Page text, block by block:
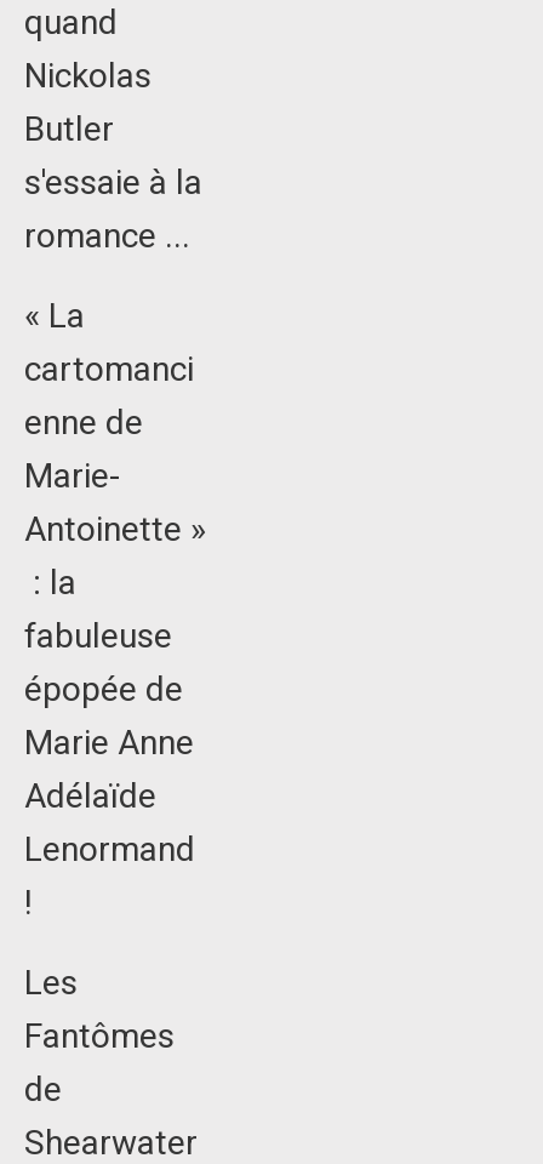
quand
Nickolas
Butler
s'essaie à la
romance ...
« La
cartomanci
enne de
Marie-
Antoinette »
: la
fabuleuse
épopée de
Marie Anne
Adélaïde
Lenormand
!
Les
Fantômes
de
Shearwater